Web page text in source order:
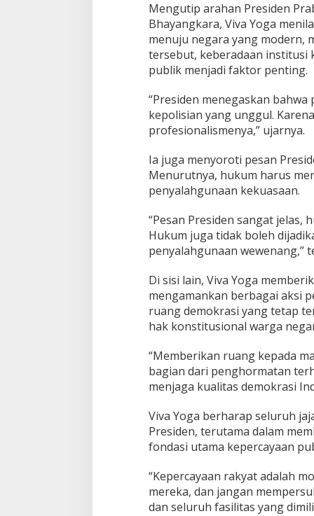
Mengutip arahan Presiden
Bhayangkara, Viva Yoga
menuju negara yang modern,
tersebut, keberadaan institusi
publik menjadi faktor penting.
“Presiden menegaskan
kepolisian yang unggul.
profesionalismenya,” ujarnya.
Ia juga menyoroti pesan
Menurutnya, hukum harus
penyalahgunaan kekuasaan.
“Pesan Presiden sangat jelas,
Hukum juga tidak boleh
penyalahgunaan wewenang,”
Di sisi lain, Viva Yoga
mengamankan berbagai aksi
ruang demokrasi yang tetap
hak konstitusional warga
“Memberikan ruang kepada
bagian dari penghormatan
menjaga kualitas demokrasi
Viva Yoga berharap seluruh
Presiden, terutama dalam
fondasi utama kepercayaan
“Kepercayaan rakyat adalah
mereka, dan jangan
dan seluruh fasilitas yang